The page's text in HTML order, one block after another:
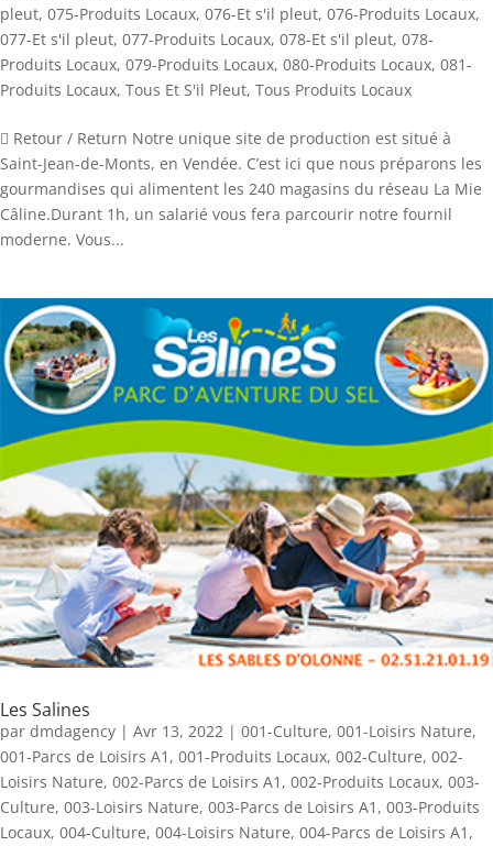
pleut, 075-Produits Locaux, 076-Et s'il pleut, 076-Produits Locaux,
077-Et s'il pleut, 077-Produits Locaux, 078-Et s'il pleut, 078-
Produits Locaux, 079-Produits Locaux, 080-Produits Locaux, 081-
Produits Locaux, Tous Et S'il Pleut, Tous Produits Locaux
 Retour / Return Notre unique site de production est situé à
Saint-Jean-de-Monts, en Vendée. C’est ici que nous préparons les
gourmandises qui alimentent les 240 magasins du réseau La Mie
Câline.Durant 1h, un salarié vous fera parcourir notre fournil
moderne. Vous...
Les Salines
par dmdagency | Avr 13, 2022 | 001-Culture, 001-Loisirs Nature,
001-Parcs de Loisirs A1 , 001-Produits Locaux, 002-Culture, 002-
Loisirs Nature, 002-Parcs de Loisirs A1 , 002-Produits Locaux, 003-
Culture, 003-Loisirs Nature, 003-Parcs de Loisirs A1 , 003-Produits
Locaux, 004-Culture, 004-Loisirs Nature, 004-Parcs de Loisirs A1 ,